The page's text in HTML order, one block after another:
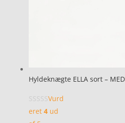
Hyldeknægte ELLA sort –
Vurd
eret 4ud